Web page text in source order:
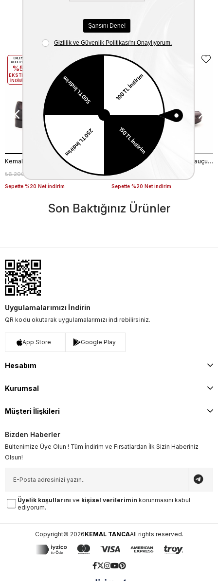
Benzer Ürünler
₺6.200,00
Sepette %20 Net İndirim
EKLE5
KODUYLA
%5
EKSTRA
İNDİRİM
Mocassini Erkek Açma Deri Kauçuk Taban Bordo Günlük Ayakkabı
₺7.640,00
Sepette %20 Net İndirim
EKLE5
KODUYLA
İNDİRİM
Son Baktığınız Ürünler
Uygulamalarımızı İndirin
QR kodu okutarak uygulamalarımızı indirebilirsiniz.
App Store Google Play
Hesabım
Kurumsal
Müşteri İlişkileri
Bizden Haberler
Bültenimize Üye Olun ! Tüm İndirim ve Fırsatlardan İlk Sizin Haberiniz
Olsun!
Üyelik koşullarını ve kişisel verilerimin korunmasını kabul
ediyorum.
Copyright© 2026KEMAL TANCAAll rights reserved.